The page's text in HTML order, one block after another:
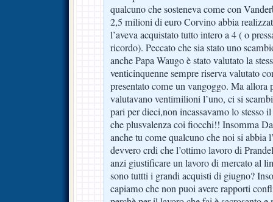
qualcuno che sosteneva come con
2,5 milioni di euro Corvino abbia
l’aveva acquistato tutto intero a 4 ( o
ricordo). Peccato che sia stato uno
anche Papa Waugo è stato valutato la
venticinquenne sempre riserva valutato
presentato come un vangoggo. Ma
valutavano ventimilioni l’uno, ci si
pari per dieci,non incassavamo lo stesso
che plusvalenza coi fiocchi!! Insomma
anche tu come qualcuno che noi si abbia
devvero crdi che l’ottimo lavoro di
anzi giustificare un lavoro di mercato al
sono tuttti i grandi acquisti di giugno?
capiamo che non puoi avere rapporti